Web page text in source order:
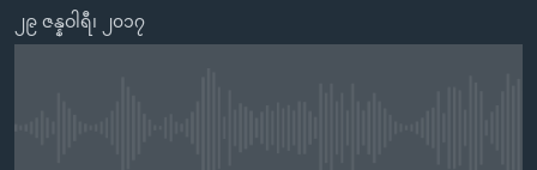
ပင်မ
တရုတ်
ရပ်ဝန်းတခု လမ်းတခု အလွန်
၂၉ ဇန္နဝါရီ၊ ၂၀၁၇